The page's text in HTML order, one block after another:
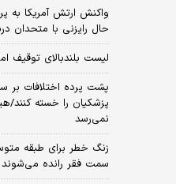
واکنش ارتش آمریکا به
حال رایزنی با متحدان
لیست بلندبالای توقیف
پشت پرده اختلافات بر
پزشکیان را خسته کنند/
نمی‌رسد
زنگ خطر برای طبقه
سمت فقر رانده می‌شوند